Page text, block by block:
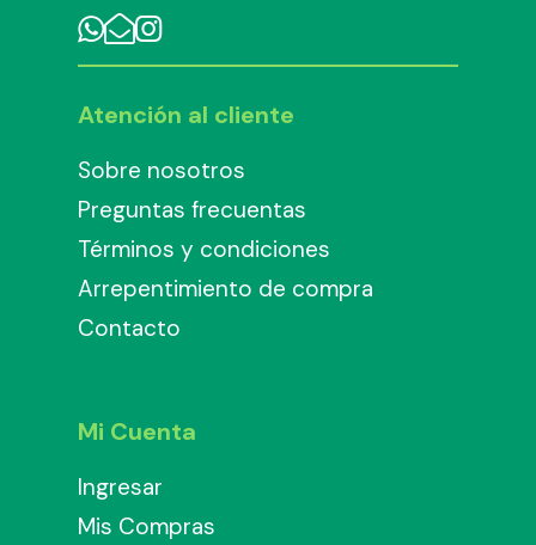
Atención al cliente
Sobre nosotros
Preguntas frecuentas
Términos y condiciones
Arrepentimiento de compra
Contacto
Mi Cuenta
Ingresar
Mis Compras